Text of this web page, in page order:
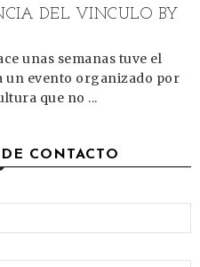
DEL VÍNCULO BY
unas semanas tuve el
un evento organizado por
que no ...
CONTACTO